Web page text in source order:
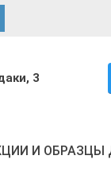
3
И ОБРАЗЦЫ